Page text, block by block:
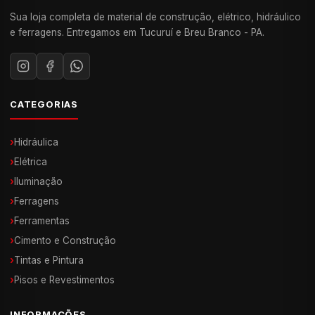
Sua loja completa de material de construção, elétrico, hidráulico
e ferragens. Entregamos em Tucuruí e Breu Branco - PA.
CATEGORIAS
›Hidráulica
›Elétrica
› Iluminação
›Ferragens
›Ferramentas
›Cimento e Construção
›Tintas e Pintura
›Pisos e Revestimentos